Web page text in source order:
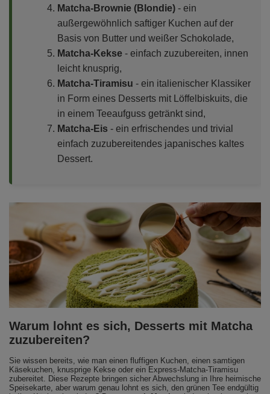
Matcha-Brownie (Blondie) - ein
außergewöhnlich saftiger Kuchen auf der
Basis von Butter und weißer Schokolade,
Matcha-Kekse - einfach zuzubereiten, innen
leicht knusprig,
Matcha-Tiramisu - ein italienischer Klassiker
in Form eines Desserts mit Löffelbiskuits, die
in einem Teeaufguss getränkt sind,
Matcha-Eis - ein erfrischendes und trivial
einfach zuzubereitendes japanisches kaltes
Dessert.
Warum lohnt es sich, Desserts mit Matcha
zuzubereiten?
Sie wissen bereits, wie man einen fluffigen Kuchen, einen samtigen
Käsekuchen, knusprige Kekse oder ein Express-Matcha-Tiramisu
zubereitet. Diese Rezepte bringen sicher Abwechslung in Ihre heimische
Speisekarte, aber warum genau lohnt es sich, den grünen Tee endgültig